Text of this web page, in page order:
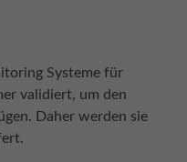
Systeme für
validiert, um den
Daher werden sie